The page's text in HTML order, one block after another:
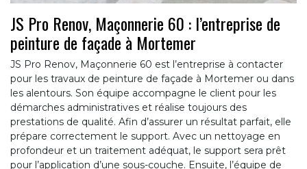
JS Pro Renov, Maçonnerie 60 : l’entreprise de
peinture de façade à Mortemer
JS Pro Renov, Maçonnerie 60 est l’entreprise à contacter
pour les travaux de peinture de façade à Mortemer ou dans
les alentours. Son équipe accompagne le client pour les
démarches administratives et réalise toujours des
prestations de qualité. Afin d’assurer un résultat parfait, elle
prépare correctement le support. Avec un nettoyage en
profondeur et un traitement adéquat, le support sera prêt
pour l’application d’une sous-couche. Ensuite, l’équipe de